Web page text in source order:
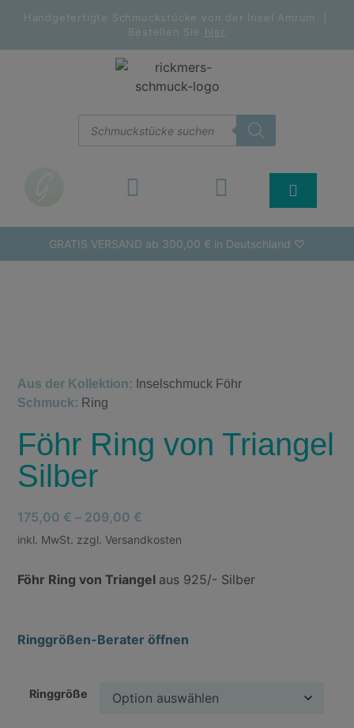
Handgefertigte Schmuckstücke von der Insel Amrum |
Bestellen Sie hier
GRATIS VERSAND ab 300,00 € in Deutschland ♡
Aus der Kollektion: Inselschmuck Föhr
Schmuck: Ring
Föhr Ring von Triangel
Silber
175,00 € – 209,00 €
inkl. MwSt. zzgl. Versandkosten
Föhr Ring von Triangel aus 925/- Silber
Ringgrößen-Berater öffnen
Ringgröße